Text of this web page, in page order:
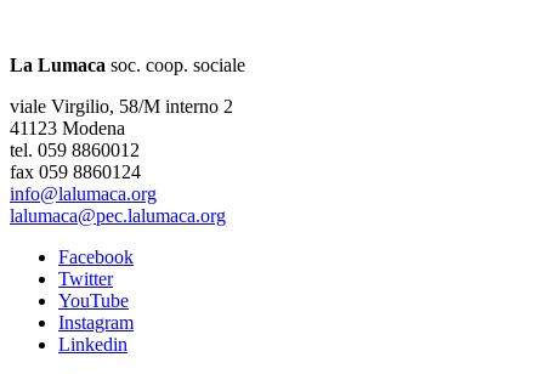
La Lumaca soc. coop. sociale
viale Virgilio, 58/M interno 2
41123 Modena
tel. 059 8860012
fax 059 8860124
info@lalumaca.org
lalumaca@pec.lalumaca.org
Facebook
Twitter
YouTube
Instagram
Linkedin